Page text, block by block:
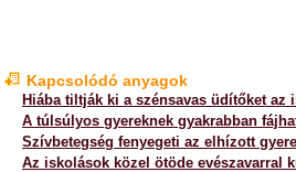
Kapcsolódó anyagok
Hiába tiltják ki a szénsavas üdítőket az
A túlsúlyos gyereknek gyakrabban
Szívbetegség fenyegeti az elhízott
Az iskolások közel ötöde evészavarral